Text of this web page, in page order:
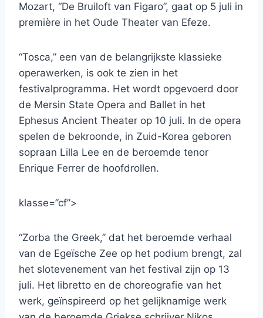
Mozart, “De Bruiloft van Figaro”, gaat op 5 juli in
première in het Oude Theater van Efeze.
“Tosca,” een van de belangrijkste klassieke
operawerken, is ook te zien in het
festivalprogramma. Het wordt opgevoerd door
de Mersin State Opera and Ballet in het
Ephesus Ancient Theater op 10 juli. In de opera
spelen de bekroonde, in Zuid-Korea geboren
sopraan Lilla Lee en de beroemde tenor
Enrique Ferrer de hoofdrollen.
klasse=”cf”>
“Zorba the Greek,” dat het beroemde verhaal
van de Egeïsche Zee op het podium brengt, zal
het slotevenement van het festival zijn op 13
juli. Het libretto en de choreografie van het
werk, geïnspireerd op het gelijknamige werk